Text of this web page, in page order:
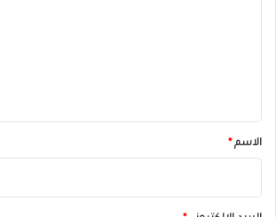
*الاسم *